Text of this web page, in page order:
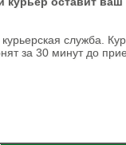
служба.
за 30 минут до